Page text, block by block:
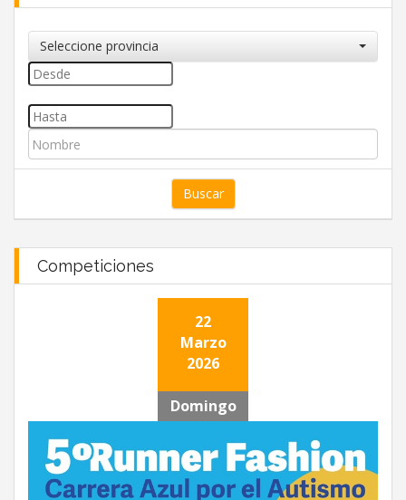
Seleccione provincia
Competiciones
22
Marzo
2026
Domingo